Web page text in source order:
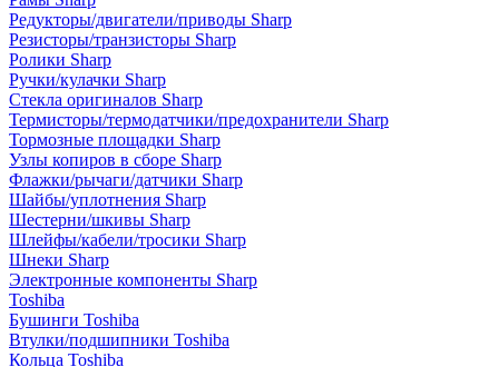
Редукторы/двигатели/приводы Sharp
Резисторы/транзисторы Sharp
Ролики Sharp
Ручки/кулачки Sharp
Стекла оригиналов Sharp
Термисторы/термодатчики/предохранители Sharp
Тормозные площадки Sharp
Узлы копиров в сборе Sharp
Флажки/рычаги/датчики Sharp
Шайбы/уплотнения Sharp
Шестерни/шкивы Sharp
Шлейфы/кабели/тросики Sharp
Шнеки Sharp
Электронные компоненты Sharp
Toshiba
Бушинги Toshiba
Втулки/подшипники Toshiba
Кольца Toshiba